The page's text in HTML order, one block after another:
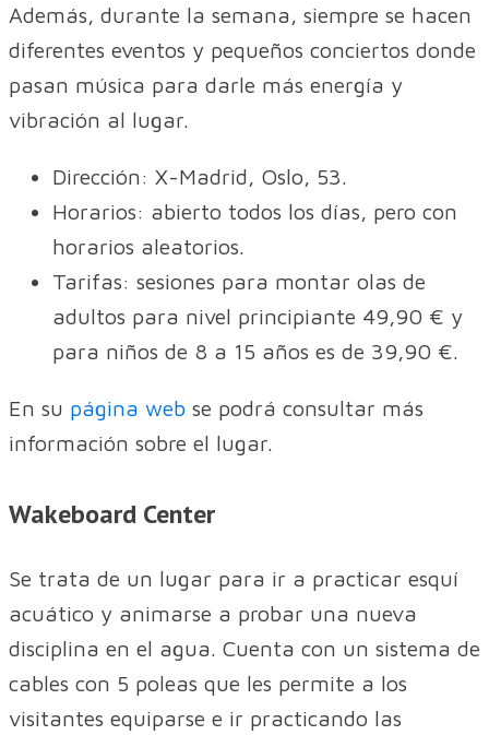
Además, durante la semana, siempre se hacen
diferentes eventos y pequeños conciertos donde
pasan música para darle más energía y
vibración al lugar.
Dirección: X-Madrid, Oslo, 53.
Horarios: abierto todos los días, pero con
horarios aleatorios.
Tarifas: sesiones para montar olas de
adultos para nivel principiante 49,90 € y
para niños de 8 a 15 años es de 39,90 €.
En su página web se podrá consultar más
información sobre el lugar.
Wakeboard Center
Se trata de un lugar para ir a practicar esquí
acuático y animarse a probar una nueva
disciplina en el agua. Cuenta con un sistema de
cables con 5 poleas que les permite a los
visitantes equiparse e ir practicando las